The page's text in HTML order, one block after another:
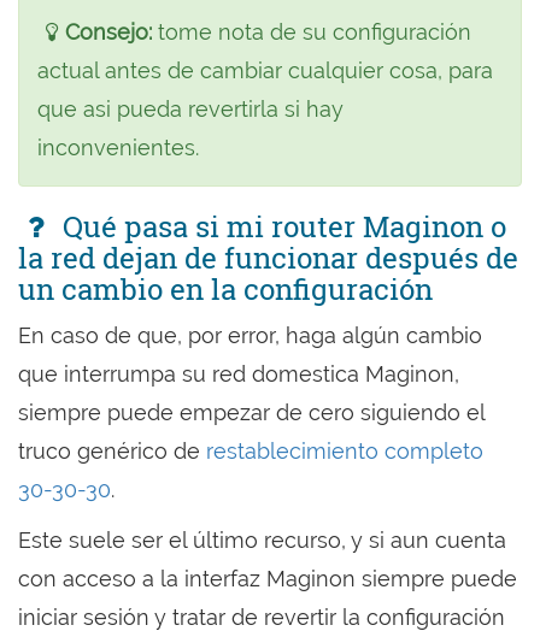
Consejo: tome nota de su configuración
actual antes de cambiar cualquier cosa, para
que asi pueda revertirla si hay
inconvenientes.
Qué pasa si mi router Maginon o
la red dejan de funcionar después de
un cambio en la configuración
En caso de que, por error, haga algún cambio
que interrumpa su red domestica Maginon,
siempre puede empezar de cero siguiendo el
truco genérico de restablecimiento completo
30-30-30.
Este suele ser el último recurso, y si aun cuenta
con acceso a la interfaz Maginon siempre puede
iniciar sesión y tratar de revertir la configuración